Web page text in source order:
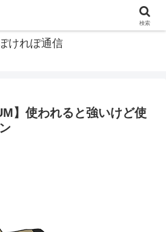
けれぽ通信
】使われると強いけど使
検索